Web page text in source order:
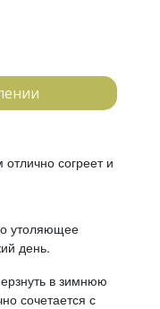
согреет и
утоляющее
день.
в зимнюю
сочетается с